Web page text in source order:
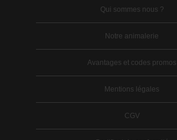
Qui sommes nous ?
Notre animalerie
Avantages et codes promos
Mentions légales
CGV